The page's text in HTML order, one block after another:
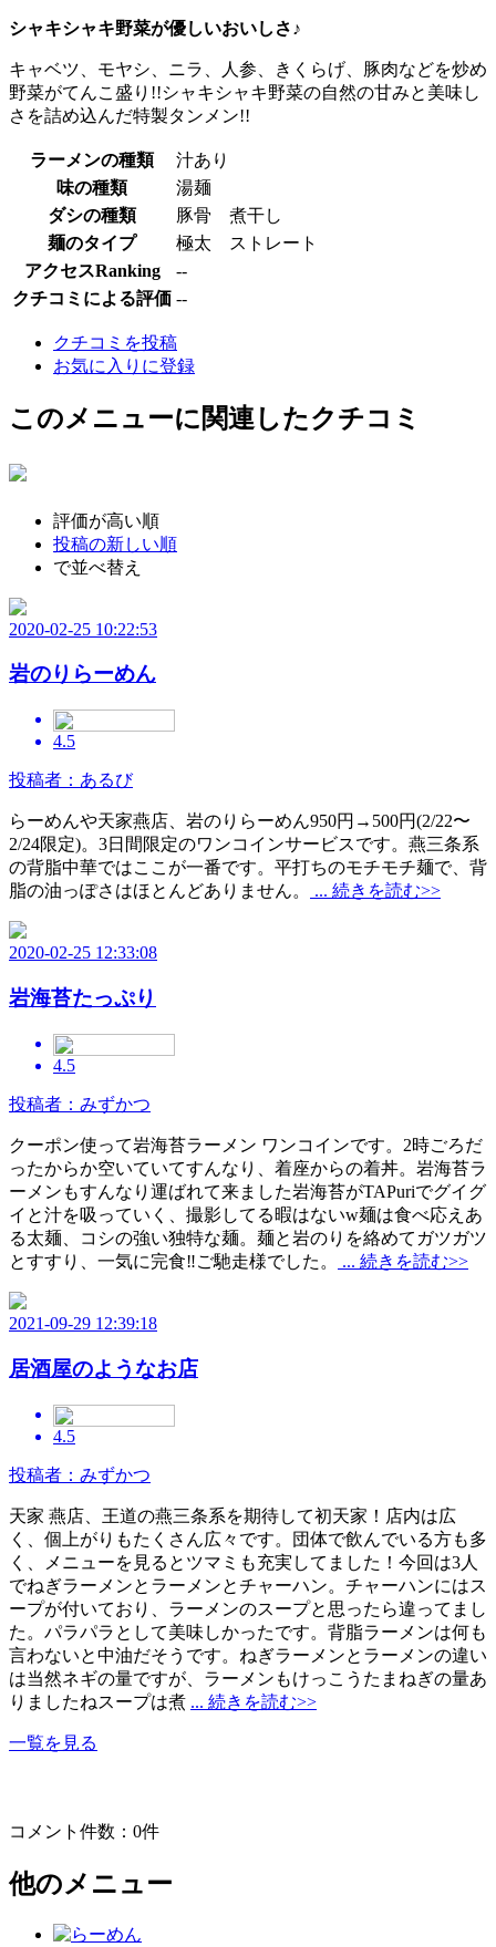
シャキシャキ野菜が優しいおいしさ♪
キャベツ、モヤシ、ニラ、人参、きくらげ、豚肉などを炒め
野菜がてんこ盛り!!シャキシャキ野菜の自然の甘みと美味し
さを詰め込んだ特製タンメン!!
ラーメンの種類
汁あり
味の種類
湯麺
ダシの種類
豚骨 煮干し
麺のタイプ
極太 ストレート
アクセスRanking
--
クチコミによる評価 --
クチコミを投稿
お気に入りに登録
このメニューに関連したクチコミ
評価が高い順
投稿の新しい順
で並べ替え
2020-02-25 10:22:53
岩のりらーめん
4.5
投稿者：あるび
らーめんや天家燕店、岩のりらーめん950円→500円(2/22〜
2/24限定)。3日間限定のワンコインサービスです。燕三条系
の背脂中華ではここが一番です。平打ちのモチモチ麺で、背
脂の油っぽさはほとんどありません。
... 続きを読む>>
2020-02-25 12:33:08
岩海苔たっぷり
4.5
投稿者：みずかつ
クーポン使って岩海苔ラーメン ワンコインです。2時ごろだ
ったからか空いていてすんなり、着座からの着丼。岩海苔ラ
ーメンもすんなり運ばれて来ました岩海苔がTAPuriでグイグ
イと汁を吸っていく、撮影してる暇はないw麺は食べ応えあ
る太麺、コシの強い独特な麺。麺と岩のりを絡めてガツガツ
とすすり、一気に完食‼️ご馳走様でした。
... 続きを読む>>
2021-09-29 12:39:18
居酒屋のようなお店
4.5
投稿者：みずかつ
天家 燕店、王道の燕三条系を期待して初天家！店内は広
く、個上がりもたくさん広々です。団体で飲んでいる方も多
く、メニューを見るとツマミも充実してました！今回は3人
でねぎラーメンとラーメンとチャーハン。チャーハンにはス
ープが付いており、ラーメンのスープと思ったら違ってまし
た。パラパラとして美味しかったです。背脂ラーメンは何も
言わないと中油だそうです。ねぎラーメンとラーメンの違い
は当然ネギの量ですが、ラーメンもけっこうたまねぎの量あ
りましたねスープは煮 ... 続きを読む>>
一覧を見る
コメント件数：0件
他のメニュー